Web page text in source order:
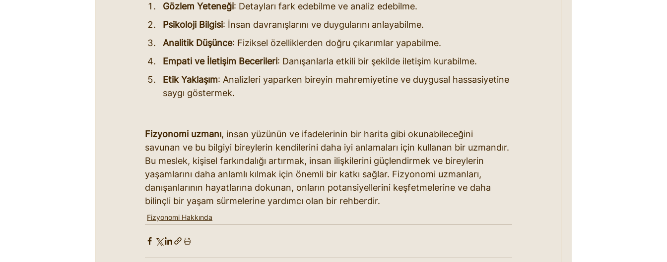
Gözlem Yeteneği: Detayları fark edebilme ve analiz edebilme.
Psikoloji Bilgisi: İnsan davranışlarını ve duygularını anlayabilme.
Analitik Düşünce: Fiziksel özelliklerden doğru çıkarımlar yapabilme.
Empati ve İletişim Becerileri: Danışanlarla etkili bir şekilde iletişim kurabilme.
Etik Yaklaşım: Analizleri yaparken bireyin mahremiyetine ve duygusal hassasiyetine
saygı göstermek.
Fizyonomi uzmanı, insan yüzünün ve ifadelerinin bir harita gibi okunabileceğini
savunan ve bu bilgiyi bireylerin kendilerini daha iyi anlamaları için kullanan bir uzmandır.
Bu meslek, kişisel farkındalığı artırmak, insan ilişkilerini güçlendirmek ve bireylerin
yaşamlarını daha anlamlı kılmak için önemli bir katkı sağlar. Fizyonomi uzmanları,
danışanlarının hayatlarına dokunan, onların potansiyellerini keşfetmelerine ve daha
bilinçli bir yaşam sürmelerine yardımcı olan bir rehberdir.
Fizyonomi Hakkında